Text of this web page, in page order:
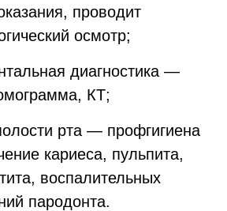
проводит
осмотр;
диагностика —
КТ;
рта — профгигиена
кариеса, пульпита,
воспалительных
пародонта.